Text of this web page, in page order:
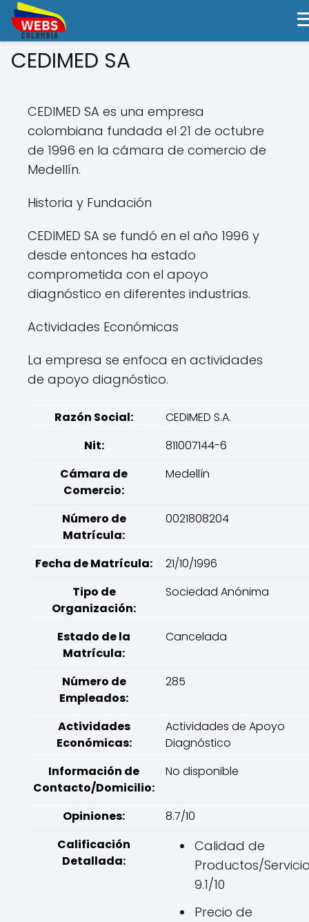
CEDIMED SA
CEDIMED SA es una empresa
colombiana fundada el 21 de octubre
de 1996 en la cámara de comercio de
Medellín.
Historia y Fundación
CEDIMED SA se fundó en el año 1996 y
desde entonces ha estado
comprometida con el apoyo
diagnóstico en diferentes industrias.
Actividades Económicas
La empresa se enfoca en actividades
de apoyo diagnóstico.
Razón Social:
CEDIMED S.A.
Nit:
811007144-6
Cámara de
Comercio:
Medellín
Número de
Matrícula:
0021808204
Fecha de Matrícula:
21/10/1996
Tipo de
Organización:
Sociedad Anónima
Estado de la
Matrícula:
Cancelada
Número de
Empleados:
285
Actividades
Económicas:
Actividades de Apoyo
Diagnóstico
Información de
Contacto/Domicilio:
No disponible
Opiniones:
8.7/10
Calificación
Detallada:
Calidad de
Productos/
9.1/10
Precio de